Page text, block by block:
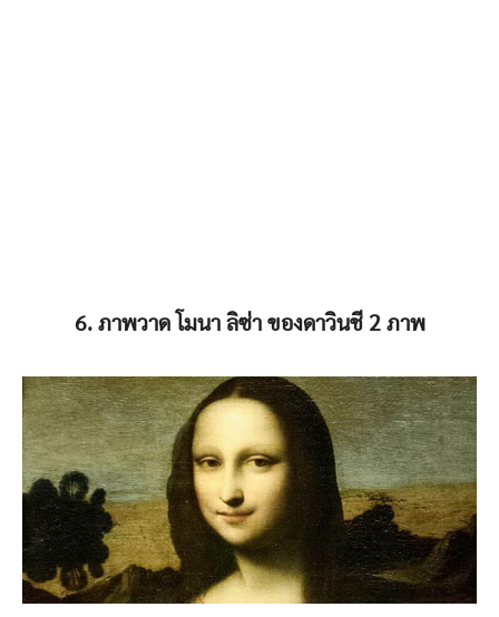
6. ภาพวาด โมนา ลิซ่า ของดาวินชี 2 ภาพ